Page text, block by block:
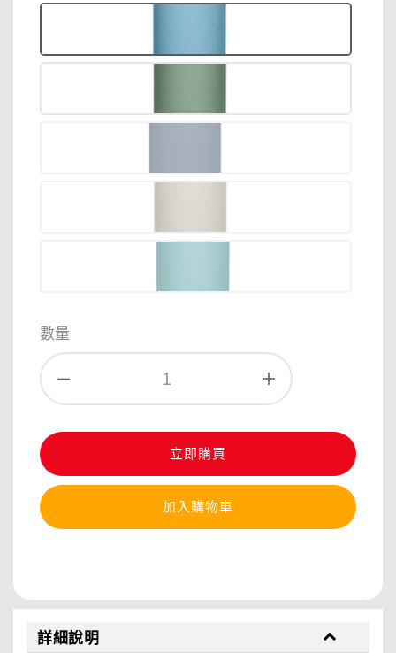
數量
立即購買
加入購物車
詳細說明